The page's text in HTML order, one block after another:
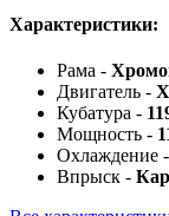
Характеристики:
Рама -
Двигатель -
Кубатура -
Мощность -
Охлаждение -
Впрыск -